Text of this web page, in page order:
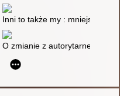
i szkole
Inni to także my : mniejszości
O zmianie z autorytarnego
wolontariat, edukacja